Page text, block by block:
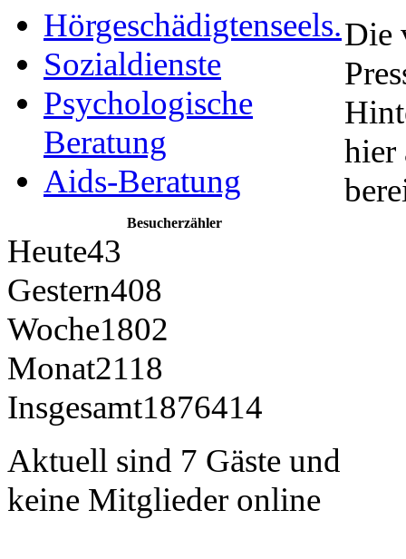
Hörgeschädigtenseels.
Sozialdienste
Psychologische
Beratung
Aids-Beratung
Besucherzähler
Heute43
Gestern408
Woche1802
Monat2118
Insgesamt1876414
Aktuell sind 7 Gäste und
keine Mitglieder online
Die